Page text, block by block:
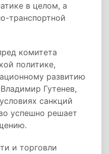
в целом, а
транспортной
комитета
политике,
развитию
Гутенев,
санкций
успешно решает
и торговли